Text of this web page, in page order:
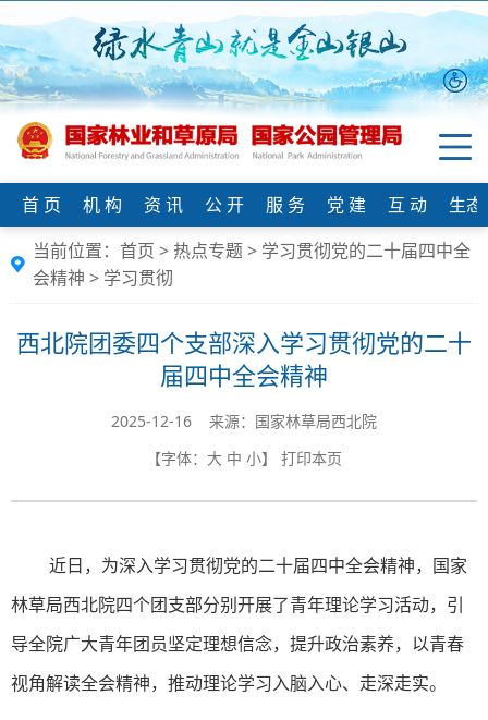
首 页 机 构 资 讯 公 开 服 务 党 建 互 动
生
当前位置： 首页 > 热点专题> 学习贯彻党的二十届四中全
会精神 > 学习贯彻
西北院团委四个支部深入学习贯彻党的二十
届四中全会精神
2025-12-16 来源：国家林草局西北院
【字体： 大 中 小】 打印本页
近日，为深入学习贯彻党的二十届四中全会精神，国家
林草局西北院四个团支部分别开展了青年理论学习活动，引
导全院广大青年团员坚定理想信念，提升政治素养，以青春
视角解读全会精神，推动理论学习入脑入心、走深走实。